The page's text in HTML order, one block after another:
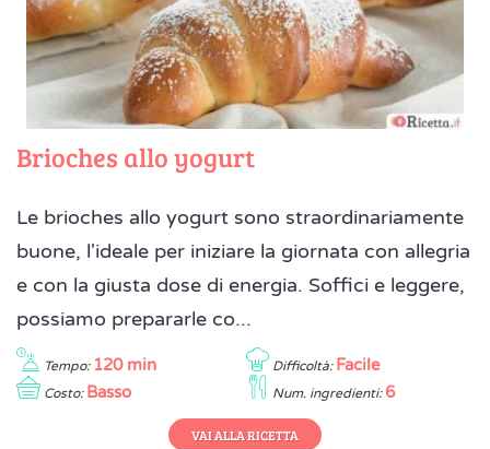
Brioches allo yogurt
Le brioches allo yogurt sono straordinariamente
buone, l'ideale per iniziare la giornata con allegria
e con la giusta dose di energia. Soffici e leggere,
possiamo prepararle co...
Tempo: 120 min Difficoltà: Facile
Costo: Basso Num. ingredienti: 6
VAI ALLA RICETTA